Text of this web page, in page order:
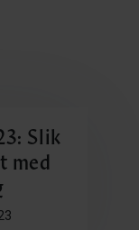
Slik
med